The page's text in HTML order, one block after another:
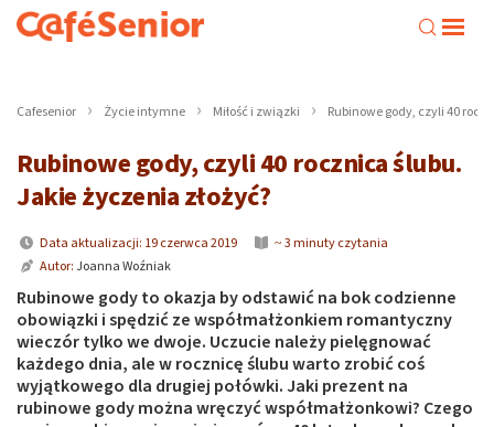
Cafesenior Życie intymne Miłość i związki Rubinowe gody, czyli 40
Rubinowe gody, czyli 40 rocznica ślubu.
Jakie życzenia złożyć?
Data aktualizacji: 19 czerwca 2019
~ 3 minuty czytania
Autor:Joanna Woźniak
Rubinowe gody to okazja by odstawić na bok codzienne
obowiązki i spędzić ze współmałżonkiem romantyczny
wieczór tylko we dwoje. Uczucie należy pielęgnować
każdego dnia, ale w rocznicę ślubu warto zrobić coś
wyjątkowego dla drugiej połówki. Jaki prezent na
rubinowe gody można wręczyć współmałżonkowi? Czego